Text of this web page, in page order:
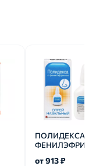
ПОЛИДЕКСА С
от 913 ₽